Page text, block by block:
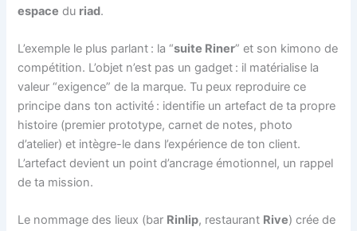
espace du riad.
L’exemple le plus parlant : la “suite Riner” et son kimono de
compétition. L’objet n’est pas un gadget : il matérialise la
valeur “exigence” de la marque. Tu peux reproduire ce
principe dans ton activité : identifie un artefact de ta propre
histoire (premier prototype, carnet de notes, photo
d’atelier) et intègre-le dans l’expérience de ton client.
L’artefact devient un point d’ancrage émotionnel, un rappel
de ta mission.
Le nommage des lieux (bar Rinlip, restaurant Rive) crée de